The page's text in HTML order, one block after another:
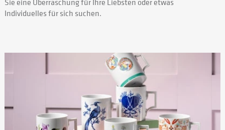
Individuelles für sich suchen.